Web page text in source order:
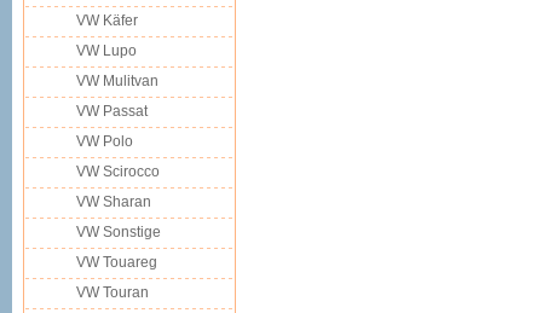
VW Käfer
VW Lupo
VW Mulitvan
VW Passat
VW Polo
VW Scirocco
VW Sharan
VW Sonstige
VW Touareg
VW Touran